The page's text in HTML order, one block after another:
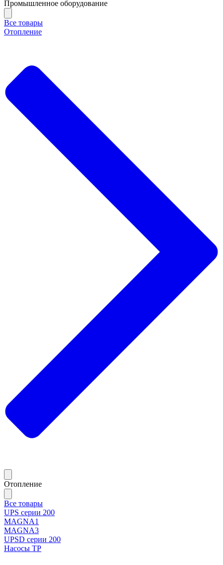
Промышленное оборудование
Все товары
Отопление
Отопление
Все товары
UPS серии 200
MAGNA1
MAGNA3
UPSD серии 200
Насосы TP